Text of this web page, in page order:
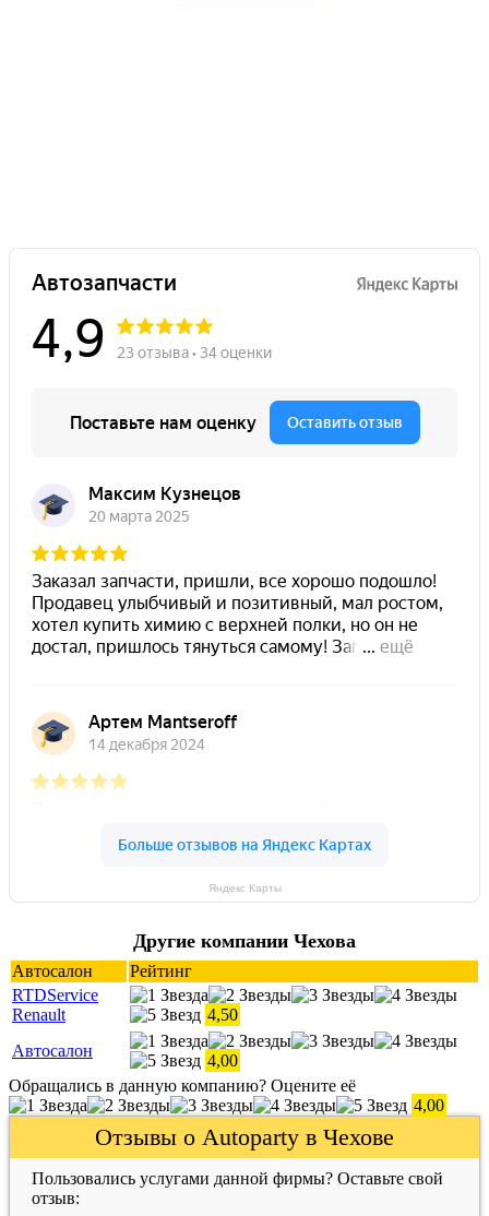
Яндекс Карты
Другие компании Чехова
Автосалон
Рейтинг
RTDService
Renault
4,50
Автосалон
4,00
Обращались в данную компанию? Оцените её
4,00
Отзывы о Autoparty в Чехове
Пользовались услугами данной фирмы? Оставьте свой
отзыв: